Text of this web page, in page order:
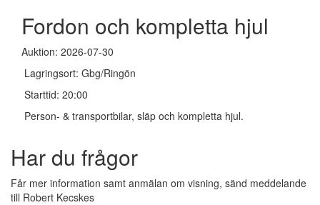
Fordon och kompletta hjul
Auktion: 2026-07-30
Lagringsort: Gbg/Ringön
Starttid: 20:00
Person- & transportbilar, släp och kompletta hjul.
Har du frågor
Får mer information samt anmälan om visning, sänd meddelande
till Robert Kecskes